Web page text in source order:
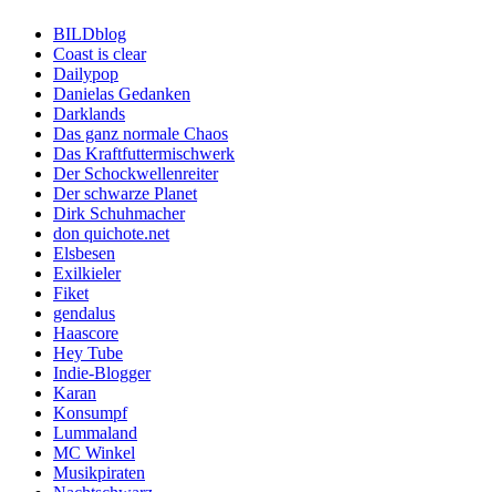
BILDblog
Coast is clear
Dailypop
Danielas Gedanken
Darklands
Das ganz normale Chaos
Das Kraftfuttermischwerk
Der Schockwellenreiter
Der schwarze Planet
Dirk Schuhmacher
don quichote.net
Elsbesen
Exilkieler
Fiket
gendalus
Haascore
Hey Tube
Indie-Blogger
Karan
Konsumpf
Lummaland
MC Winkel
Musikpiraten